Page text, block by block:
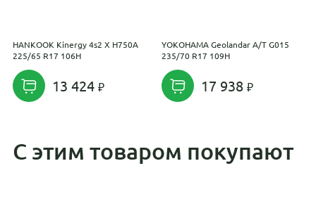
HANKOOK Kinergy 4s2 X H750A
225/65 R17 106H
13 424
YOKOHAMA Geolandar A/T G015
235/70 R17 109H
17 938
С этим товаром покупают